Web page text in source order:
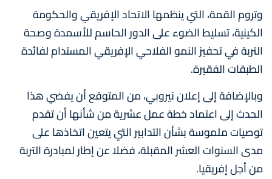
وتروم القمة، التي ينظمها الاتحاد الإفريقي والحكومة
الكينية، تسليط الضوء على الدور الحاسم للأسمدة وصحة
التربة في تحفيز النمو الفلاحي الإفريقي المستدام لفائدة
الطبقات الفقيرة.
وبالإضافة إلى إعلان نيروبي، من المتوقع أن يفضي هذا
الحدث إلى اعتماد خطة عمل عشرية من شأنها أن تقدم
توصيات ملموسة بشأن التدابير التي يتعين اتخاذها على
مدى السنوات العشر المقبلة، فضلا عن إطار لمبادرة التربة
من أجل إفريقيا.